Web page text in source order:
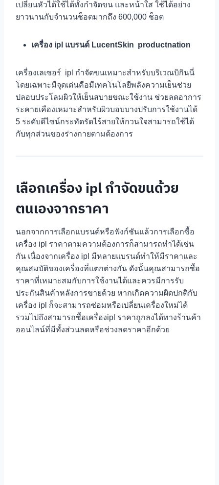
เปลี่ยนหัวได้ใช้ได้ทั้งกำจัดขน และหน้าใส ใช้ได้อย่าง
ยาวนานกับจำนวนช็อตมากถึง 600,000 ช็อต
เครื่อง ipl แบรนด์ LucentSkin productnation
เครื่องเลเซอร์ ipl กำจัดขนเหมาะสำหรับบริเวณบิกินนี่
โดยเฉพาะมีจุดเด่นคือมีเทคโนโลยีพลังความเย็นช่วย
ปลอบประโลมผิวให้เย็นสบายขณะใช้งาน ช่วยลดอาการ
ระคายเคืองเหมาะสำหรับผิวบอบบางปรับการใช้งานได้
5 ระดับดีไซน์กระทัดรัดไร้สายให้กวนใจสามารถใช้ได้
กับทุกส่วนของร่างกายตามต้องการ
เลือกเครื่อง ipl กำจัดขนด้วย
ตนเองจากราคา
นอกจากการเลือกแบรนด์หรือฟังก์ชันแล้วการเลือกซื้อ
เครื่อง ipl ราคาตามความต้องการก็สามารถทำได้เช่น
กัน เนื่องจากเครื่อง ipl มีหลายแบรนด์ทำให้มีราคาและ
คุณสมบัติของเครื่องที่แตกต่างกัน ดังนั้นคุณสามารถซื้อ
ราคาที่เหมาะสมกับการใช้งานได้และควรมีการรับ
ประกันสินค้าหลังการขายด้วย หากเกิดความผิดปกติกับ
เครื่อง ipl ก็จะสามารถซ่อมหรือเปลี่ยนเครื่องใหม่ได้
รวมไปถึงสามารถซื้อเครื่องipl ราคาถูกลงได้ทางร้านค้า
ออนไลน์ที่มีทั้งส่วนลดหรือช่วงลดราคาอีกด้วย